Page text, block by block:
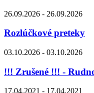
26.09.2026 - 26.09.2026
Rozlúčkové preteky
03.10.2026 - 03.10.2026
!!! Zrušené !!! -
17.04.2021 - 17.04.2021